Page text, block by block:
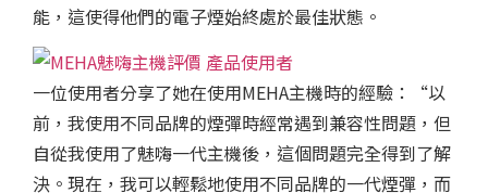
能，這使得他們的電子煙始終處於最佳狀態。
一位使用者分享了她在使用MEHA主機時的經驗：“以
前，我使用不同品牌的煙彈時經常遇到兼容性問題，但
自從我使用了魅嗨一代主機後，這個問題完全得到了解
決。現在，我可以輕鬆地使用不同品牌的一代煙彈，而